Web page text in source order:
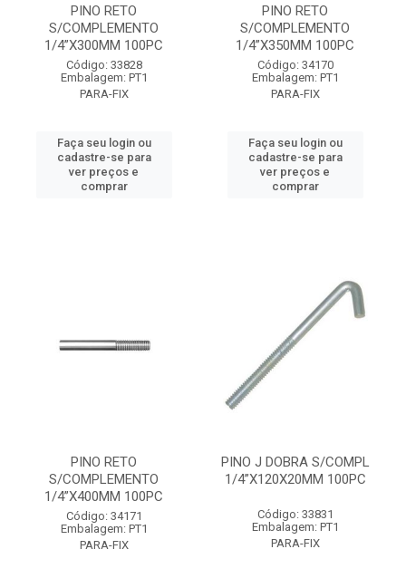
PINO RETO
S/COMPLEMENTO
1/4”X300MM 100PC
Código: 33828
Embalagem: PT1
PARA-FIX
Faça seu login ou
cadastre-se para
ver preços e
comprar
PINO RETO
S/COMPLEMENTO
1/4”X350MM 100PC
Código: 34170
Embalagem: PT1
PARA-FIX
Faça seu login ou
cadastre-se para
ver preços e
comprar
PINO RETO
S/COMPLEMENTO
1/4”X400MM 100PC
Código: 34171
Embalagem: PT1
PARA-FIX
PINO J DOBRA S/COMPL
1/4”X120X20MM 100PC
Código: 33831
Embalagem: PT1
PARA-FIX